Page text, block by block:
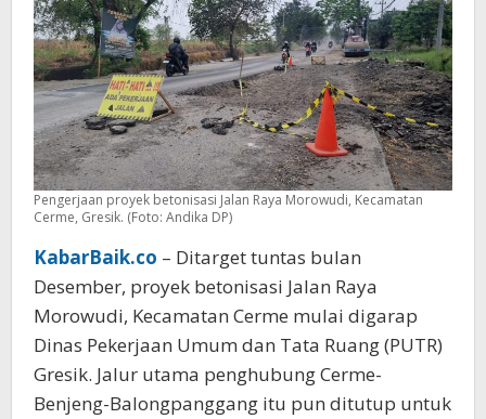
Pengerjaan proyek betonisasi Jalan Raya Morowudi, Kecamatan
Cerme, Gresik. (Foto: Andika DP)
KabarBaik.co – Ditarget tuntas bulan
Desember, proyek betonisasi Jalan Raya
Morowudi, Kecamatan Cerme mulai digarap
Dinas Pekerjaan Umum dan Tata Ruang (PUTR)
Gresik. Jalur utama penghubung Cerme-
Benjeng-Balongpanggang itu pun ditutup untuk